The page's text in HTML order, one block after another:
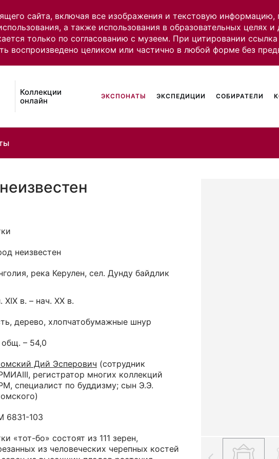
сайта, включая все изображения и текстовую информацию,
а также использования в образовательных целях
только по согласованию с музеем. При цитировании
воспроизведено целиком или частично в любой форме без
Коллекции
онлайн
ЭКСПОНАТЫ ЭКСПЕДИЦИИ СОБИРАТЕЛИ
неизвестен
река Керулен, сел. Дунду байдлик
XIX в. – нач. XX в.
дерево, хлопчатобумажные шнур
– 54,0
Дий Эсперович (сотрудник
регистратор многих коллекций
специалист по буддизму; сын Э.Э.
6831-103
«тот-бо» состоят из 111 зерен,
из человеческих черепных костей